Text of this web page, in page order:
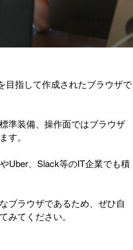
目指して作成されたブラウザで
準装備、操作面ではブラウザ
す。
Uber、Slack等のIT企業でも積
ブラウザであるため、ぜひ自
みてください。